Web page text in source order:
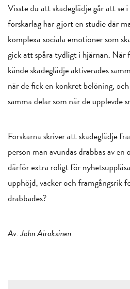
Visste du att skadeglädje går att se
forskarlag har gjort en studie där
komplexa sociala emotioner som
gick att spåra tydligt i hjärnan. När
kände skadeglädje aktiverades
när de fick en konkret belöning,
samma delar som när de upplevde
Forskarna skriver att skadeglädje
person man avundas drabbas av en
därför extra roligt för
upphöjd, vacker och framgångsrik
drabbades?
Av: John Airaksinen